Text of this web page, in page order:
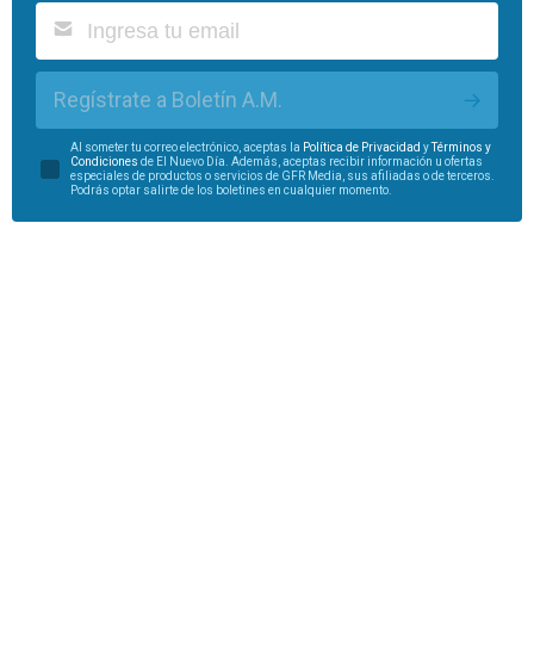
Regístrate a Boletín A.M.
Al someter tu correo electrónico, aceptas la Política de Privacidad y
Términos y
Condiciones de El Nuevo Día. Además, aceptas recibir información u ofertas
especiales de productos o servicios de GFR Media, sus afiliadas o de terceros.
Podrás optar salirte de los boletines en cualquier momento.